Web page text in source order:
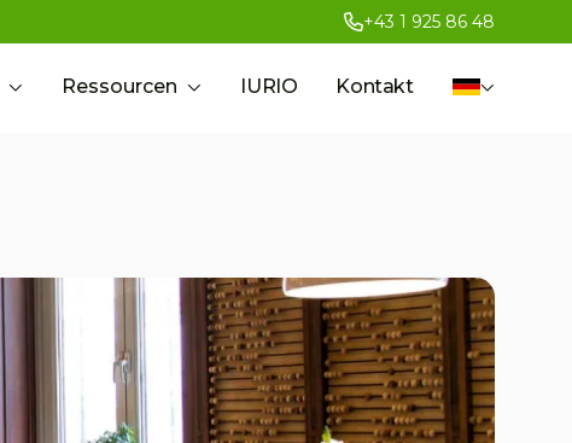
+43 1 925 86 48
Ressourcen IURIO Kontakt